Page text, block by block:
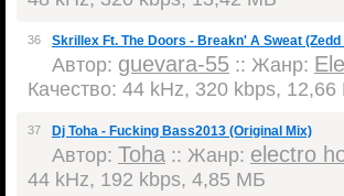
36 Skrillex Ft. The Doors - Breakn' A Sweat
Автор: guevara-55 :: Жанр:
Качество: 44 kHz, 320 kbps,
37 Dj Toha - Fucking Bass2013 (Original Mix)
Автор: Toha :: Жанр: electro
44 kHz, 192 kbps, 4,85 МБ